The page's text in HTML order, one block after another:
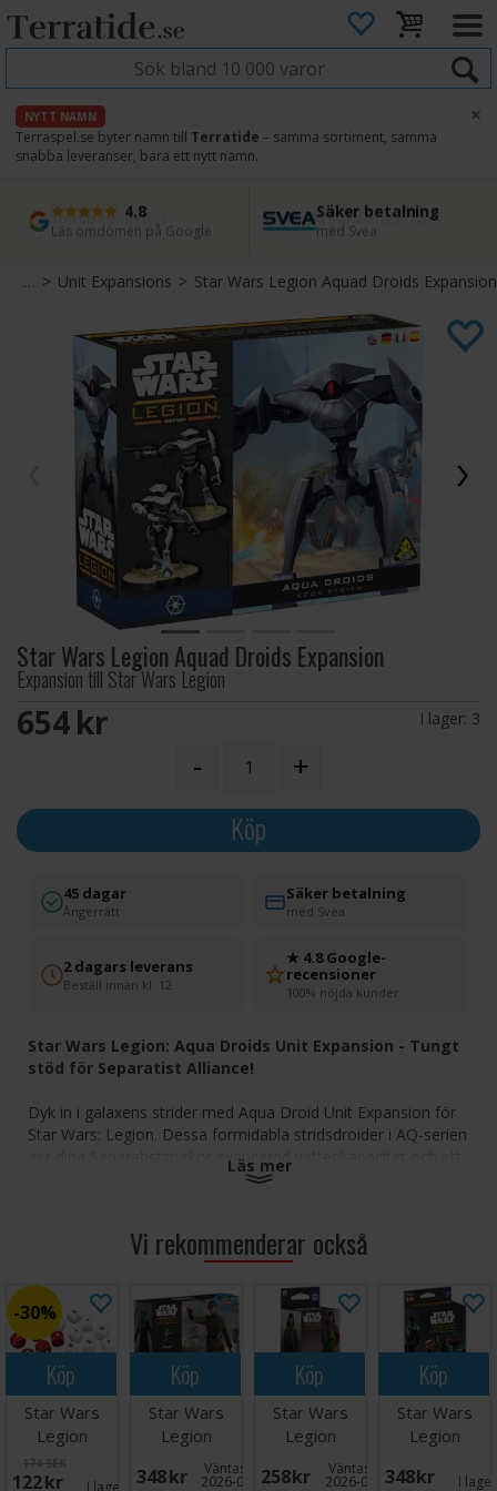
NYTT NAMN
Terraspel.se byter namn till Terratide – samma sortiment, samma
snabba leveranser, bara ett nytt namn.
×
4.8
Läs omdömen på Google
Säker betalning
med Svea
Snabb leverans
Direkt från lager
45 dagars ångerrätt
Enkel retur
>Unit Expansions>Star Wars Legion Aquad Droids Expansion
Star Wars Legion Aquad Droids Expansion
Expansion till Star Wars Legion
654 SEK I lager: 3
- +
Köp
45 dagar
Ångerrätt
Säker betalning
med Svea
2 dagars leverans
Beställ innan kl. 12
★ 4.8 Google-
recensioner
100% nöjda kunder
Star Wars Legion: Aqua Droids Unit Expansion - Tungt
stöd för Separatist Alliance!
Dyk in i galaxens strider med Aqua Droid Unit Expansion för
Star Wars: Legion. Dessa formidabla stridsdroider i AQ-serien
ger dina Separatiststyrkor avancerad vattenkapacitet och ett
kraftfullt nytt alternativ för tungt stöd.
detaljerade miniatyrer, inklusive 1 Aqua Droid Leader, 2
Aqua Droid Troopers och 1 Aqua Droid Heavy.
Tung stödroll:
Lägg till ett nytt tungt stödalternativ
för att förbättra din Separatistarmés mångsidighet på
land eller i vattenbaserade strider.
Vad ingår i förpackningen?
4 Aqua Droid-miniatyrer
4 50 mm baser
5 uppgraderingskort
Läs mer
Vi rekommenderar också
Köp
30%
Star Wars
Legion
Defense Dice
Pack
174 SEK
122 SEK I lager: 2
Köp
Star Wars
Legion
Customizable
Imperial
348 SEK Väntas in:
2026-08-26
Köp
Star Wars
Legion
Galactic
Command
258 SEK Väntas in:
2026-08-18
Köp
Star Wars
Legion
Super
348 SEK I